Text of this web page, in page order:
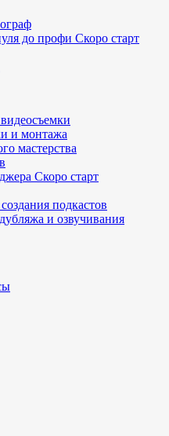
до профи Скоро старт
и монтажа
мастерства
Скоро старт
подкастов
и озвучивания